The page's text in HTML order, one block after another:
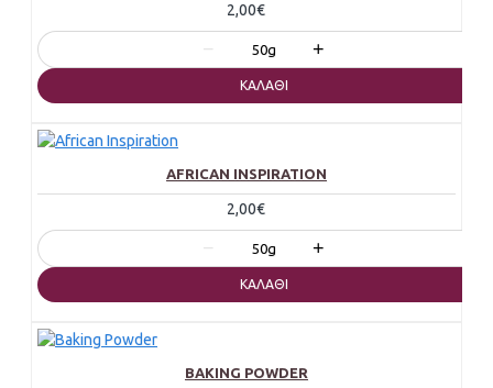
2,00€
− 50g +
ΚΑΛΆΘΙ
AFRICAN INSPIRATION
2,00€
− 50g +
ΚΑΛΆΘΙ
BAKING POWDER